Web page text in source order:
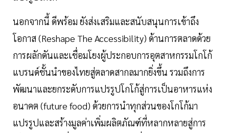
นอกจากนี้ ดีพร้อม ยังส่งเสริมและสนับสนุนการเข้าถึง
โอกาส (Reshape The Accessibility) ด้านการตลาดด้วย
การผลักดันและเชื่อมโยงผู้ประกอบการอุตสาหกรรมโกโก้
แบรนด์ชั้นนำของไทยสู่ตลาดสากลมากยิ่งขึ้น รวมถึงการ
พัฒนาและยกระดับการแปรรูปโกโก้สู่การเป็นอาหารแห่ง
อนาคต (future food) ด้วยการนำทุกส่วนของโกโก้มา
แปรรูปและสร้างมูลค่าเพิ่มผลิตภัณฑ์ที่หลากหลายสู่การ